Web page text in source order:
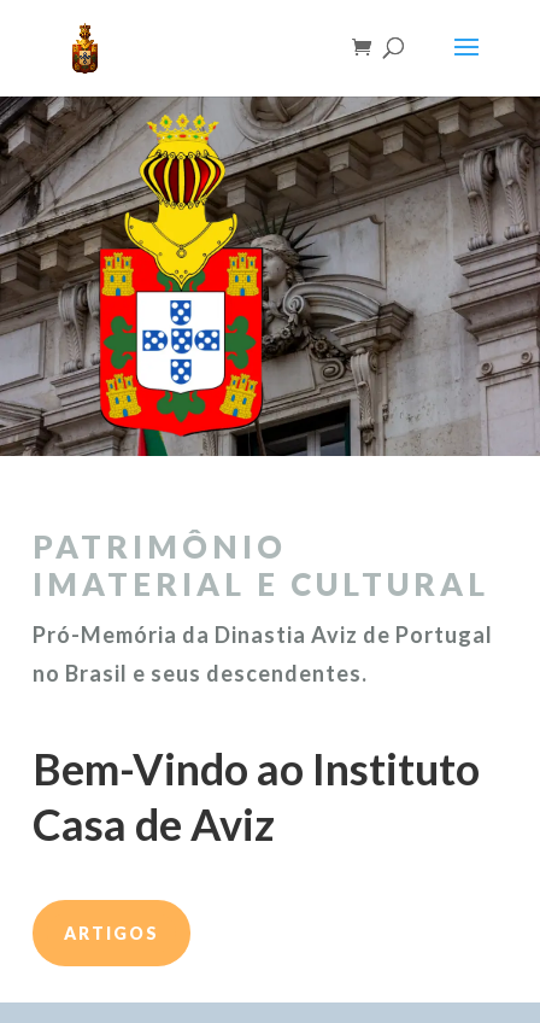
PATRIMÔNIO
IMATERIAL E CULTURAL
Pró-Memória da Dinastia Aviz de Portugal
no Brasil e seus descendentes.
Bem-Vindo ao Instituto
Casa de Aviz
ARTIGOS